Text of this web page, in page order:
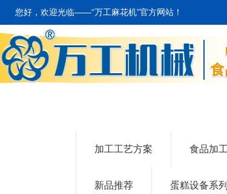
您好，欢迎光临——“万工麻花机”官方网站！
加工工艺方案 食品加
新品推荐 蛋糕设备系列